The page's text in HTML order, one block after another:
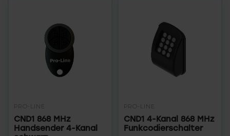
PRO-LINE
CND1 868 MHz
Handsender 4-Kanal
PRO-LINE
CND1 4-Kanal 868 MHz
Funkcodierschalter